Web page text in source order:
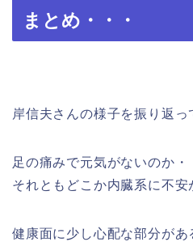
まとめ・・・
岸信夫さんの様子を振り返っ
足の痛みで元気がないのか・
それともどこか内臓系に不安
健康面に少し心配な部分があ